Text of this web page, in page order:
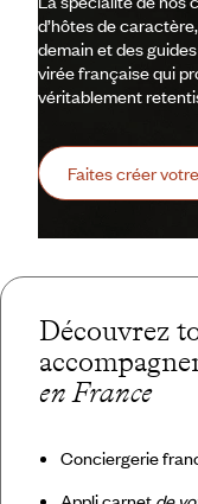
d’hôtes de
demain et des
virée française qui
véritablement
Faites créer
Découvrez
en France
Conciergerie